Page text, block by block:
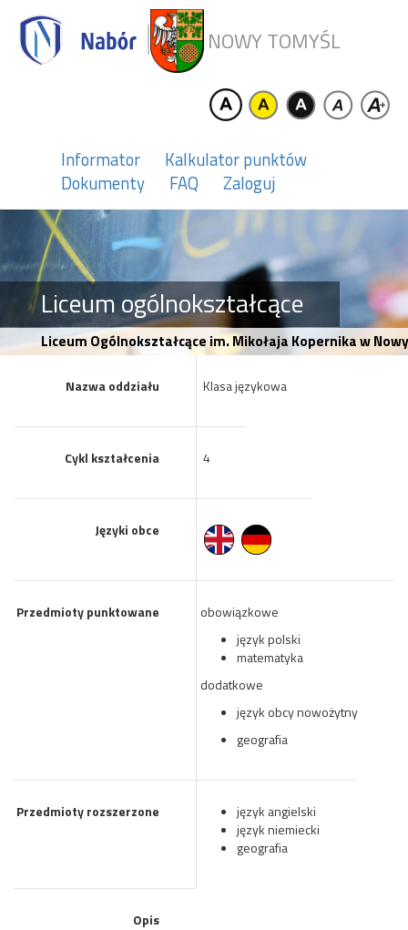
NOWY TOMYŚL
Informator
Kalkulator punktów
Dokumenty
FAQ Zaloguj
Liceum ogólnokształcące
Liceum Ogólnokształcące im. Mikołaja Kopernika w
Nazwa oddziału Klasa językowa
Cykl kształcenia 4
Języki obce
Przedmioty punktowane
obowiązkowe
język polski
matematyka
dodatkowe
język obcy nowożytny
geografia
Przedmioty rozszerzone
język angielski
język niemiecki
geografia
Opis